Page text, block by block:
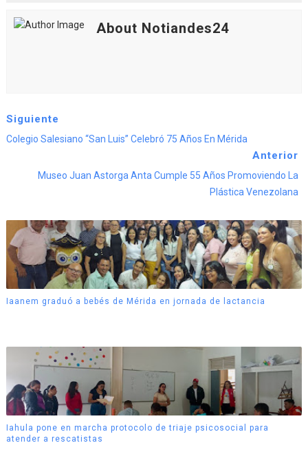
About Notiandes24
Siguiente
Colegio Salesiano “San Luis” Celebró 75 Años En Mérida
Anterior
Museo Juan Astorga Anta Cumple 55 Años Promoviendo La
Plástica Venezolana
Iaanem graduó a bebés de Mérida en jornada de lactancia
Iahula pone en marcha protocolo de triaje psicosocial para
atender a rescatistas